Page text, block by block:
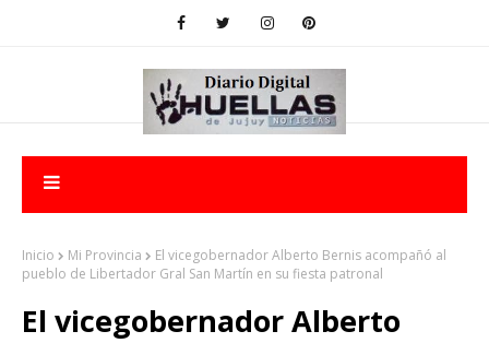
Inicio Mi Provincia
El vicegobernador Alberto Bernis acompañó al
pueblo de Libertador Gral San Martín en su fiesta patronal
El vicegobernador Alberto